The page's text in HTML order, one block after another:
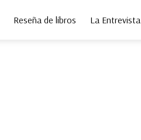
Reseña de libros La Entrevista